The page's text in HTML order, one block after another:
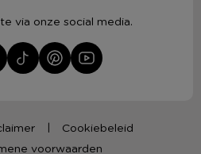
via onze social media.
Cookiebeleid
voorwaarden